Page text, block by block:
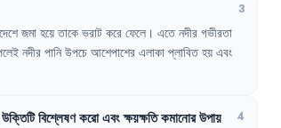
3
জমা হয়ে তাকে ভরাট করে ফেলে । এতে নদীর গভীরতা
নদীর পানি উপচে আশেপাশের এলাকা প্লাবিত হয় এবং
উক্তিটিবিশ্লেষণকরোএবংক্ষয়ক্ষতিকমানোরউপায়
4